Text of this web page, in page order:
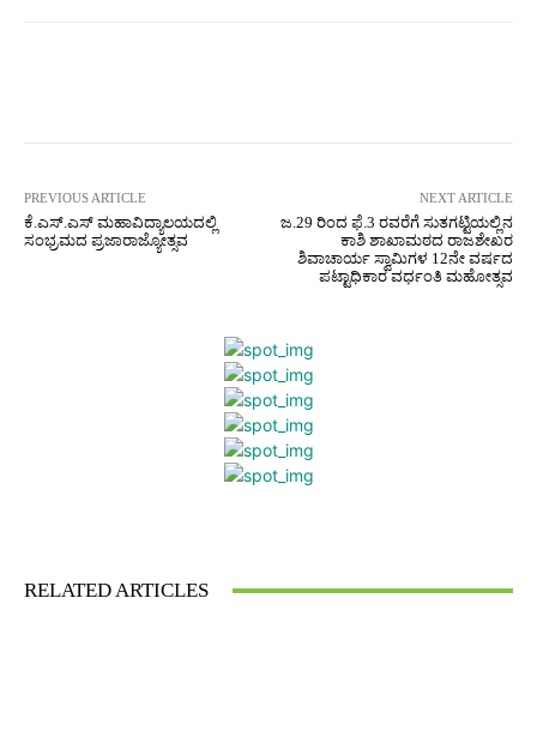
PREVIOUS ARTICLE
ಕೆ.ಎಸ್.ಎಸ್ ಮಹಾವಿದ್ಯಾಲಯದಲ್ಲಿ
ಸಂಭ್ರಮದ ಪ್ರಜಾರಾಜ್ಯೋತ್ಸವ
NEXT ARTICLE
ಜ.29 ರಿಂದ ಫೆ.3 ರವರೆಗೆ ಸುತಗಟ್ಟಿಯಲ್ಲಿನ
ಕಾಶಿ ಶಾಖಾಮಠದ ರಾಜಶೇಖರ
ಶಿವಾಚಾರ್ಯ ಸ್ವಾಮಿಗಳ 12ನೇ ವರ್ಷದ
ಪಟ್ಟಾಧಿಕಾರ ವರ್ಧಂತಿ ಮಹೋತ್ಸವ
RELATED ARTICLES